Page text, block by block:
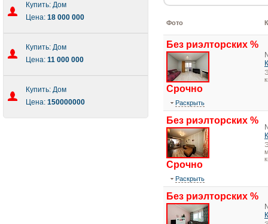
Купить: Дом
Цена: 18 000 000
Купить: Дом
Цена: 11 000 000
Купить: Дом
Цена: 150000000
Фото
Без риэлторских %
Срочно
Раскрыть
Без риэлторских %
Срочно
Раскрыть
Без риэлторских %